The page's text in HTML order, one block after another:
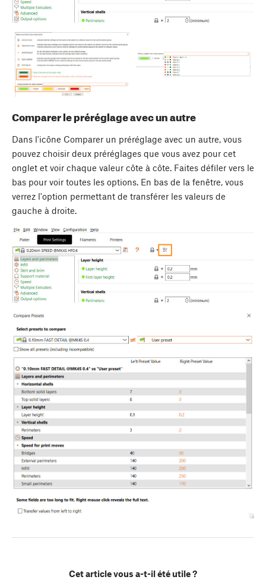
Comparer le préréglage avec un autre
Dans l'icône Comparer un préréglage avec un autre, vous
pouvez choisir deux préréglages que vous avez pour cet
onglet et voir chaque valeur côte à côte. Faites défiler vers le
bas pour voir toutes les options. En bas de la fenêtre, vous
verrez l'option permettant de transférer les valeurs de
gauche à droite.
Cet article vous a-t-il été utile ?